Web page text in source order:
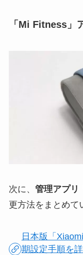
「Mi Fitness」
次に、 管理アプリ
更方法をまとめて
日本版「
期設定手順を